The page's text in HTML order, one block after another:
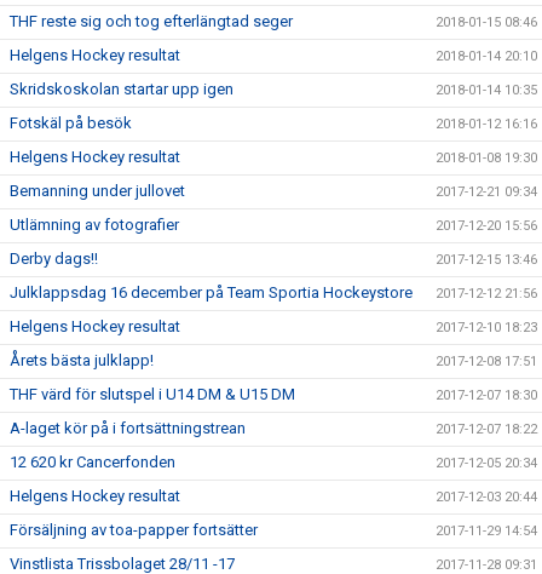
THF reste sig och tog efterlängtad seger 2018-01-15 08:46
Helgens Hockey resultat 2018-01-14 20:10
Skridskoskolan startar upp igen 2018-01-14 10:35
Fotskäl på besök 2018-01-12 16:16
Helgens Hockey resultat 2018-01-08 19:30
Bemanning under jullovet 2017-12-21 09:34
Utlämning av fotografier 2017-12-20 15:56
Derby dags!! 2017-12-15 13:46
Julklappsdag 16 december på Team Sportia Hockeystore 2017-12-12 21:56
Helgens Hockey resultat 2017-12-10 18:23
Årets bästa julklapp! 2017-12-08 17:51
THF värd för slutspel i U14 DM & U15 DM 2017-12-07 18:30
A-laget kör på i fortsättningstrean 2017-12-07 18:22
12 620 kr Cancerfonden 2017-12-05 20:34
Helgens Hockey resultat 2017-12-03 20:44
Försäljning av toa-papper fortsätter 2017-11-29 14:54
Vinstlista Trissbolaget 28/11 -17 2017-11-28 09:31